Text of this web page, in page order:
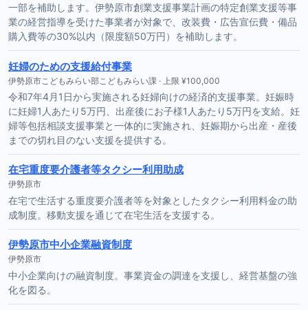
一部を補助します。伊勢原市創業支援事業計画の特定創業支援等事
業の経営指導を受けた事業者が対象で、改装費・広告宣伝費・備品
購入費等の30%以内（限度額50万円）を補助します。
妊婦のための支援給付事業
伊勢原市こどもみらい部こどもみらい課 · 上限 ¥100,000
令和7年4月1日から実施される妊婦向けの経済的支援事業。妊娠時
に妊婦1人あたり5万円、出産後にお子様1人あたり5万円を支給。妊
婦等包括相談支援事業と一体的に実施され、妊娠期から出産・産後
までの切れ目のない支援を提供する。
在宅重度要介護者等タクシー利用助成
伊勢原市
在宅で生活する重度要介護者等を対象としたタクシー利用料金の助
成制度。移動支援を通じて在宅生活を支援する。
伊勢原市中小企業融資制度
伊勢原市
中小企業向けの融資制度。事業資金の調達を支援し、経営基盤の強
化を図る。